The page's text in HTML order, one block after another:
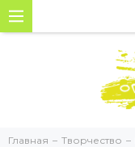
Главная Творчество